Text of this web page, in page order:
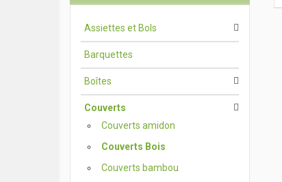
Assiettes et Bols
Barquettes
Boîtes
Couverts
Couverts amidon
Couverts Bois
Couverts bambou